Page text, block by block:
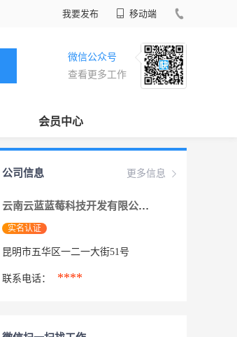
我要发布 移动端
微信公众号
查看更多工作
会员中心
更多信息
公司信息
云南云蓝蓝莓科技开发有限公司
实名认证
昆明市五华区一二一大街51号
联系电话： ****